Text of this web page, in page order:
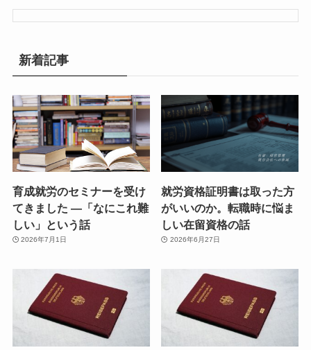
新着記事
育成就労のセミナーを受け
てきました ―「なにこれ難
しい」という話
2026年7月1日
就労資格証明書は取った方
がいいのか。転職時に悩ま
しい在留資格の話
2026年6月27日